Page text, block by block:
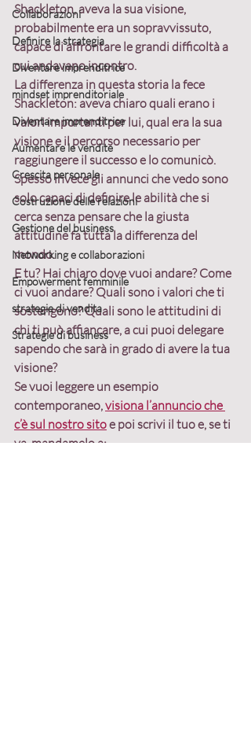
Collaborazioni
Definire la strategia
Diventare imprenditrice
mindset imprenditoriale
Diventare imprenditrice
Aumentare le vendite
Crescita personale
Costruzione delle relazioni
Gestione del business
Networking e collaborazioni
Empowerment femminile
strategie di vendita
Strategie di business
Shackleton, aveva la sua visione,
probabilmente era un sopravvissuto,
capace di affrontare le grandi difficoltà a
cui andavano incontro.
La differenza in questa storia la fece
Shackleton: aveva chiaro quali erano i
valori importanti per lui, qual era la sua
visione e il percorso necessario per
raggiungere il successo e lo comunicò.
Spesso invece gli annunci che vedo sono
solo capaci di definire le abilità che si
cerca senza pensare che la giusta
attitudine fa tutta la differenza del
mondo.
E tu? Hai chiaro dove vuoi andare? Come
ci vuoi andare? Quali sono i valori che ti
sostengono? Quali sono le attitudini di
chi ti può affiancare, a cui puoi delegare
sapendo che sarà in grado di avere la tua
visione?
Se vuoi leggere un esempio
contemporaneo, visiona l’annuncio che
c’è sul nostro sito e poi scrivi il tuo e, se ti
va, mandamelo a: